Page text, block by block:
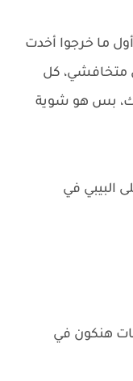
ما خرجوا أخدت
متخافشي، كل
بس هو شوية
البيبي في
هنكون في